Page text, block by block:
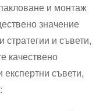
и монтаж
значение
и съвети,
качествено
съвети,